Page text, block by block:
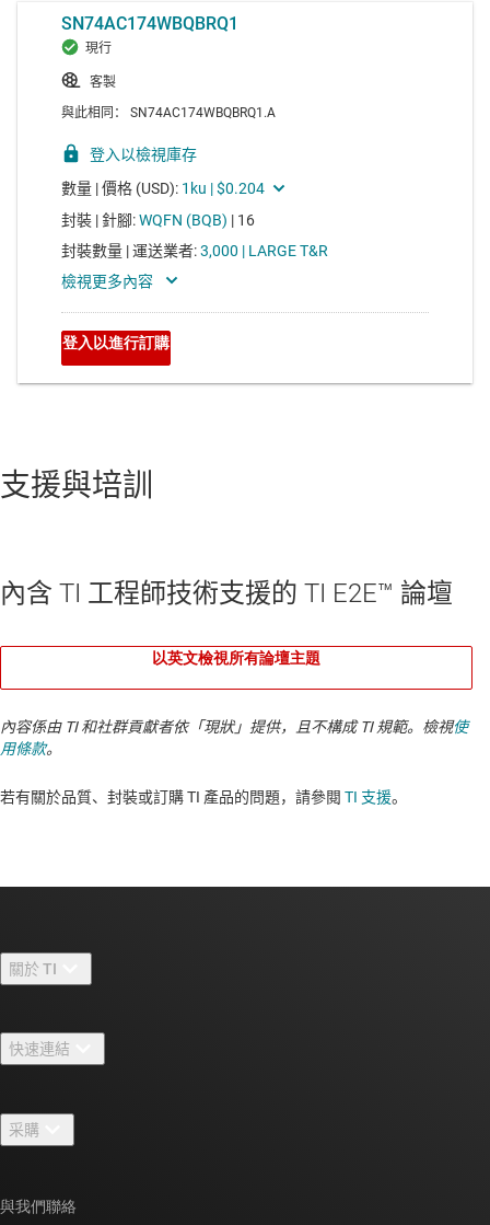
支援與培訓
內含 TI 工程師技術支援的 TI E2E™ 論壇
以英文檢視所有論壇主題
內容係由 TI 和社群貢獻者依「現狀」提供，且不構成 TI 規範。檢視使
用條款。
若有關於品質、封裝或訂購 TI 產品的問題，請參閱 TI 支援。​​​​​​​​​​​​​​
關於 TI
人才招募
新聞室
活動
快速連結
TI E2E™ 設計支援論壇
交互參考搜索
采購
與我們聯絡